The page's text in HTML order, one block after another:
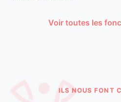
Voir toutes les
ILS NOUS FONT